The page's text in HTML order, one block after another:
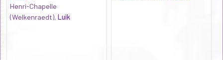
Henri-Chapelle
(Welkenraedt), Luik